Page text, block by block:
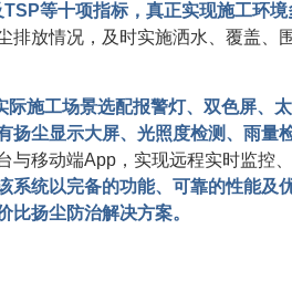
等十项指标，真正实现施工环
排放情况，及时实施洒水、覆盖、
际施工场景选配报警灯、双色屏、
扬尘显示大屏、光照度检测、雨量
与移动端App，实现远程实时监控
系统以完备的功能、可靠的性能及
扬尘防治解决方案。